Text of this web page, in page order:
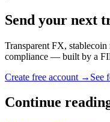
Send your next
Transparent FX,
compliance — built by a
Create free account → See
Continue